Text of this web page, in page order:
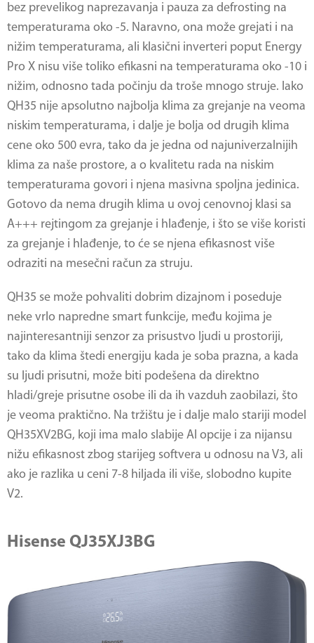
bez prevelikog naprezavanja i pauza za defrosting na
temperaturama oko -5. Naravno, ona može grejati i na
nižim temperaturama, ali klasični inverteri poput Energy
Pro X nisu više toliko efikasni na temperaturama oko -10 i
nižim, odnosno tada počinju da troše mnogo struje. Iako
QH35 nije apsolutno najbolja klima za grejanje na veoma
niskim temperaturama, i dalje je bolja od drugih klima
cene oko 500 evra, tako da je jedna od najuniverzalnijih
klima za naše prostore, a o kvalitetu rada na niskim
temperaturama govori i njena masivna spoljna jedinica.
Gotovo da nema drugih klima u ovoj cenovnoj klasi sa
A+++ rejtingom za grejanje i hlađenje, i što se više koristi
za grejanje i hlađenje, to će se njena efikasnost više
odraziti na mesečni račun za struju.
QH35 se može pohvaliti dobrim dizajnom i poseduje
neke vrlo napredne smart funkcije, među kojima je
najinteresantniji senzor za prisustvo ljudi u prostoriji,
tako da klima štedi energiju kada je soba prazna, a kada
su ljudi prisutni, može biti podešena da direktno
hladi/greje prisutne osobe ili da ih vazduh zaobilazi, što
je veoma praktično. Na tržištu je i dalje malo stariji model
QH35XV2BG, koji ima malo slabije AI opcije i za nijansu
nižu efikasnost zbog starijeg softvera u odnosu na V3, ali
ako je razlika u ceni 7-8 hiljada ili više, slobodno kupite
V2.
Hisense QJ35XJ3BG